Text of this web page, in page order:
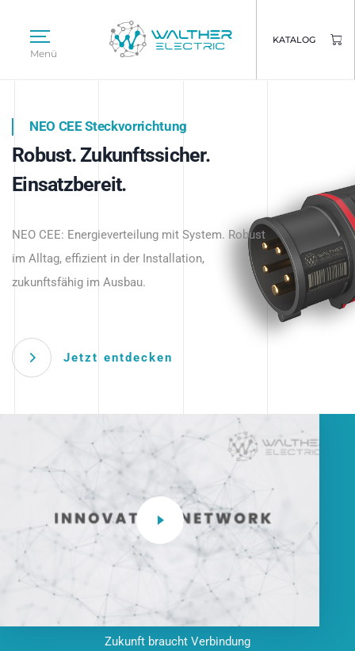
Menü
KATALOG
Intelligente Stromverteilung
beginnt hier.
NEO CEE Steckvorrichtung
Robust. Zukunftssicher.
Einsatzbereit.
NEO CEE: Energieverteilung mit System. Robust
im Alltag, effizient in der Installation,
zukunftsfähig im Ausbau.
Jetzt entdecken
Intelligenz trifft Energie.
Anwendungen – robust, IP-geschützt und
zukunftsfähig.
Zukunft braucht Verbindung